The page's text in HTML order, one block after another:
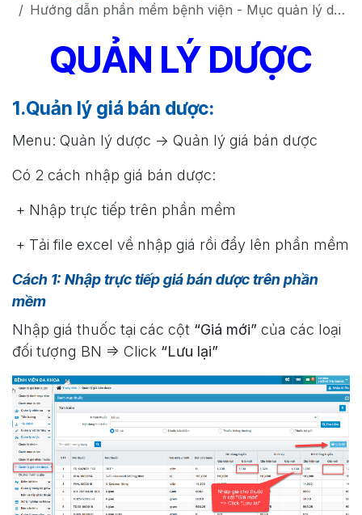
Hướng dẫn phần mềm bệnh viện - Mục quản lý dược
QUẢN LÝ DƯỢC
1.Quản lý giá bán dược:
Menu: Quản lý dược -> Quản lý giá bán dược
Có 2 cách nhập giá bán dược:
+ Nhập trực tiếp trên phần mềm
+ Tải file excel về nhập giá rồi đẩy lên phần mềm
Cách 1: Nhập trực tiếp giá bán dược trên phần
mềm
Nhập giá thuốc tại các cột “Giá mới” của các loại
đối tượng BN => Click “Lưu lại”